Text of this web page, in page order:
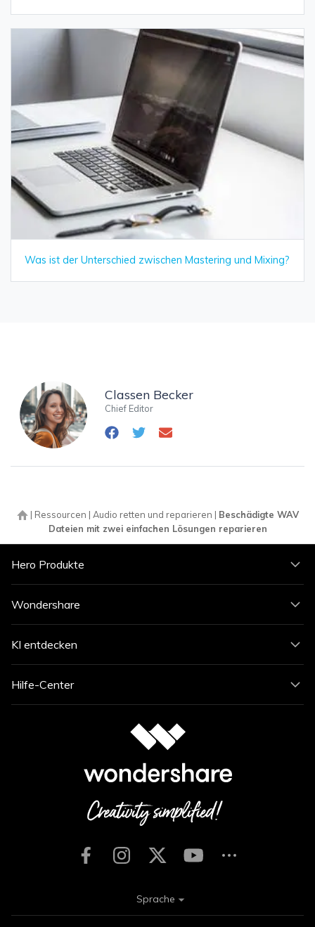
Was ist der Unterschied zwischen Mastering und Mixing?
Classen Becker
Chief Editor
| Ressourcen | Audio retten und reparieren | Beschädigte WAV
Dateien mit zwei einfachen Lösungen reparieren
Hero Produkte
Wondershare
KI entdecken
Hilfe-Center
Sprache